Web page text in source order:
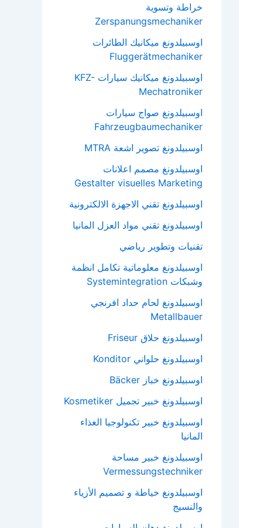
خراطة وتسوية
Zerspanungsmechaniker
اوسبيلدونغ ميكانيك الطائرات
Fluggerätmechaniker
اوسبيلدونغ ميكانيك سيارات KFZ-
Mechatroniker
اوسبيلدونغ صواج سيارات
Fahrzeugbaumechaniker
اوسبيلدونغ تصوير اشعة MTRA
اوسبيلدونغ مصمم اعلانات
Gestalter visuelles Marketing
اوسبيلدونغ تقني الاجهزة الالكترونية
اوسبيلدونغ تقني مواد العزل المانيا
تقنيات وتطوير رياضي
اوسبيلدونغ معلوماتية تكامل انظمة
وشبكات Systemintegration
اوسبيلدونغ لحام حداد افرنجي
Metallbauer
اوسبيلدونغ حلاق Friseur
اوسبيلدونغ حلواني Konditor
اوسبيلدونغ خباز Bäcker
اوسبيلدونغ خبير تجميل Kosmetiker
اوسبيلدونغ خبير تكنولوجيا الغذاء
المانيا
اوسبيلدونغ خبير مساحة
Vermessungstechniker
اوسبيلدونغ خياطة و تصميم الأزياء
والنسيج